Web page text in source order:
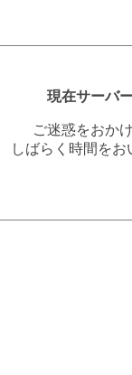
現在サーバ
ご迷惑をおか
しばらく時間を